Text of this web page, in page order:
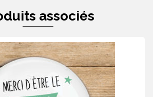
associés